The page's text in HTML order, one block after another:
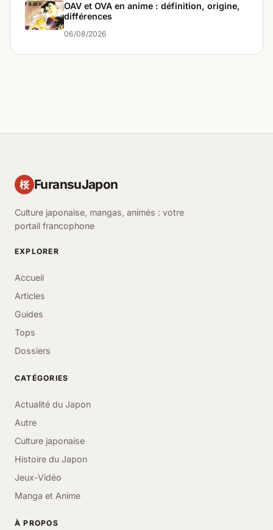
OAV et OVA en anime : définition, origine,
différences
06/08/2026
桜 FuransuJapon
Culture japonaise, mangas, animés : votre
portail francophone
EXPLORER
Accueil
Articles
Guides
Tops
Dossiers
CATÉGORIES
Actualité du Japon
Autre
Culture japonaise
Histoire du Japon
Jeux-Vidéo
Manga et Anime
À PROPOS